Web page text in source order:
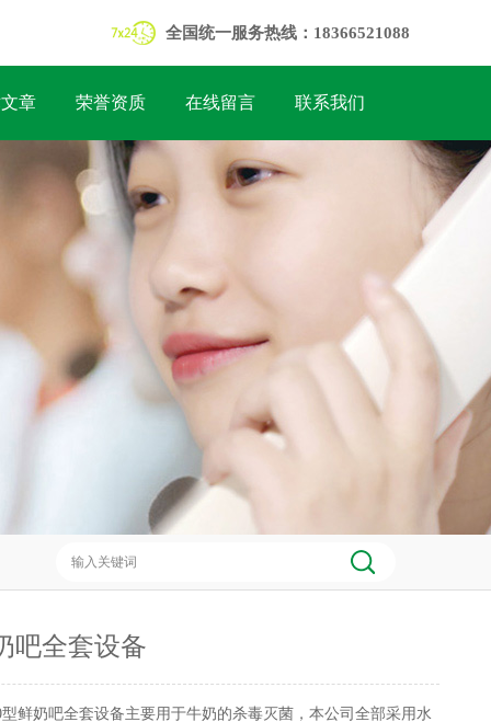
全国统一服务热线：18366521088
章 荣誉资质 在线留言 联系我们
吧全套设备
型鲜奶吧全套设备主要用于牛奶的杀毒灭菌，本公司全部采用水